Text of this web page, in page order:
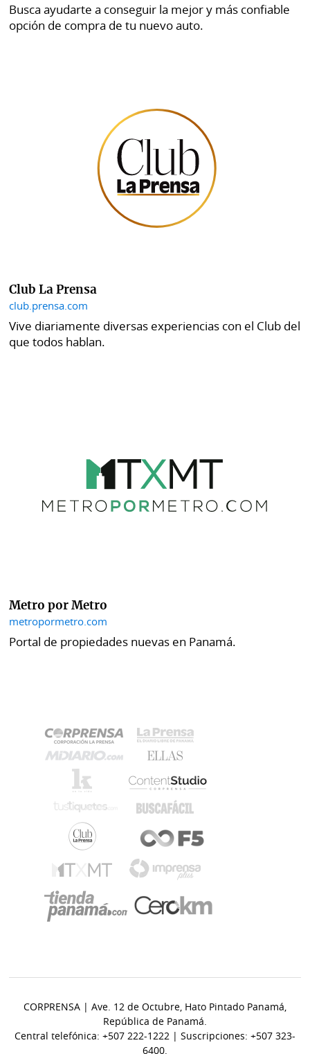
Busca ayudarte a conseguir la mejor y más confiable
opción de compra de tu nuevo auto.
Club La Prensa
club.prensa.com
Vive diariamente diversas experiencias con el Club del
que todos hablan.
Metro por Metro
metropormetro.com
Portal de propiedades nuevas en Panamá.
CORPRENSA | Ave. 12 de Octubre, Hato Pintado Panamá,
República de Panamá.
Central telefónica: +507 222-1222 | Suscripciones: +507 323-
6400.